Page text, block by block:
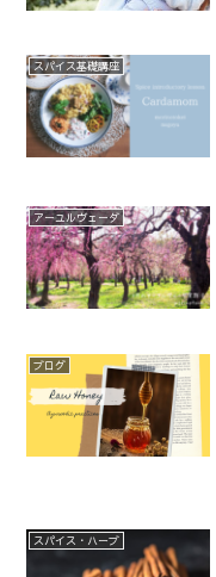
スパイス基礎講座
アーユルヴェーダ
ブログ
スパイス・ハーブ